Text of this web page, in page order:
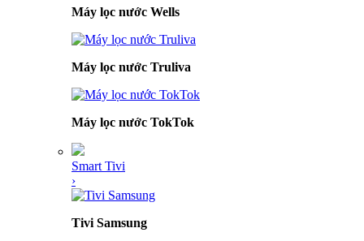
Máy lọc nước Wells
Máy lọc nước Truliva
Máy lọc nước TokTok
Smart Tivi
›
Tivi Samsung